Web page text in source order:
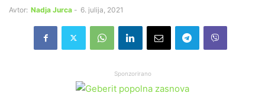
Avtor: Nadja Jurca - 6. julija, 2021
Sponzorirano